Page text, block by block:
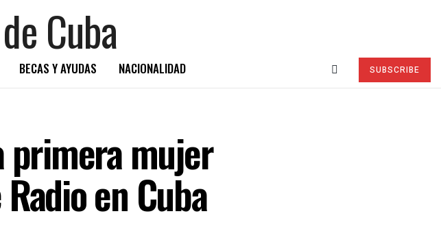
BECAS Y AYUDAS NACIONALIDAD SUBSCRIBE
primera mujer
en Cuba